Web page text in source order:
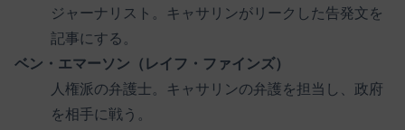
ジャーナリスト。キャサリンがリークした告発文を
記事にする。
ベン・エマーソン（レイフ・ファインズ）
人権派の弁護士。キャサリンの弁護を担当し、政府
を相手に戦う。